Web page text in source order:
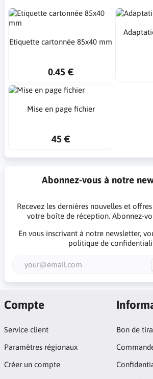
Etiquette cartonnée 85x40 mm
0.45 €
Mise en page fichier
45 €
Abonnez-vous à notre
Recevez les dernières nouvelles et
votre boîte de réception. Abonnez-
En vous inscrivant à notre newsletter,
politique de
Compte
Service client
Paramètres régionaux
Créer un compte
Bon de